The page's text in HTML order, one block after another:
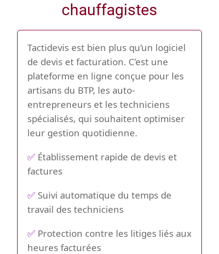
chauffagistes
Tactidevis est bien plus qu’un logiciel
de devis et facturation. C’est une
plateforme en ligne conçue pour les
artisans du BTP, les auto-
entrepreneurs et les techniciens
spécialisés, qui souhaitent optimiser
leur gestion quotidienne.
✅ Établissement rapide de devis et
factures
✅ Suivi automatique du temps de
travail des techniciens
✅ Protection contre les litiges liés aux
heures facturées